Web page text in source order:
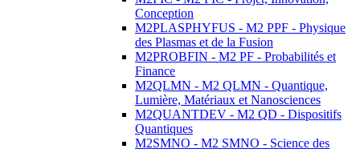
Conception
M2PLASPHYFUS - M2 PPF - Physique
des Plasmas et de la Fusion
M2PROBFIN - M2 PF - Probabilités et
Finance
M2QLMN - M2 QLMN - Quantique,
Lumière, Matériaux et Nanosciences
M2QUANTDEV - M2 QD - Dispositifs
Quantiques
M2SMNO - M2 SMNO - Science des